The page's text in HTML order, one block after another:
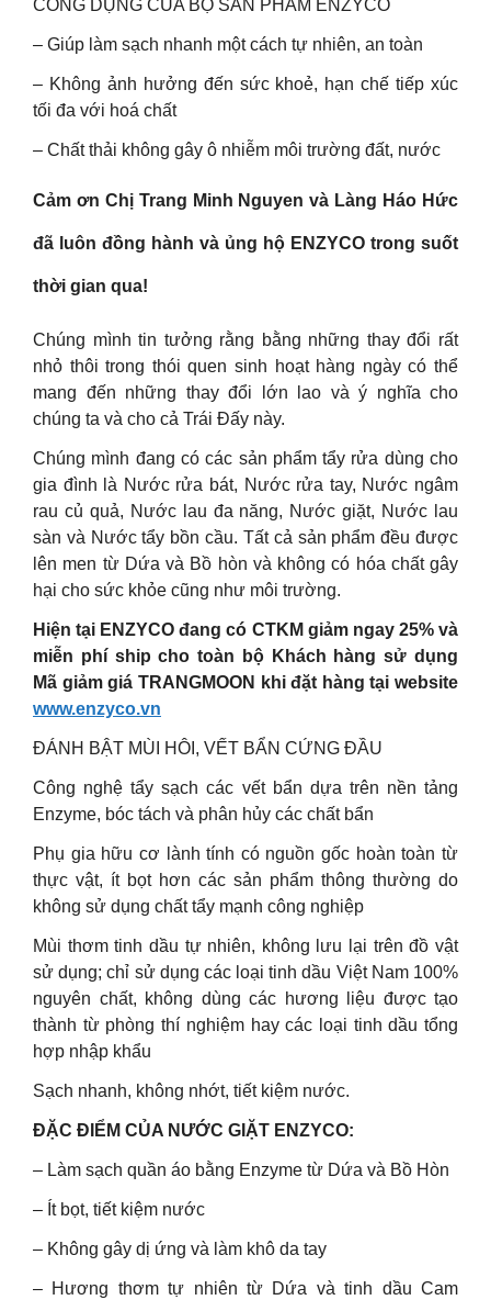
CÔNG DỤNG CỦA BỘ SẢN PHẨM ENZYCO
– Giúp làm sạch nhanh một cách tự nhiên, an toàn
– Không ảnh hưởng đến sức khoẻ, hạn chế tiếp xúc
tối đa với hoá chất
– Chất thải không gây ô nhiễm môi trường đất, nước
Cảm ơn Chị Trang Minh Nguyen và Làng Háo Hức
đã luôn đồng hành và ủng hộ ENZYCO trong suốt
thời gian qua!
Chúng mình tin tưởng rằng bằng những thay đổi rất
nhỏ thôi trong thói quen sinh hoạt hàng ngày có thể
mang đến những thay đổi lớn lao và ý nghĩa cho
chúng ta và cho cả Trái Đấy này.
Chúng mình đang có các sản phẩm tẩy rửa dùng cho
gia đình là Nước rửa bát, Nước rửa tay, Nước ngâm
rau củ quả, Nước lau đa năng, Nước giặt, Nước lau
sàn và Nước tẩy bồn cầu. Tất cả sản phẩm đều được
lên men từ Dứa và Bồ hòn và không có hóa chất gây
hại cho sức khỏe cũng như môi trường.
Hiện tại ENZYCO đang có CTKM giảm ngay 25% và
miễn phí ship cho toàn bộ Khách hàng sử dụng
Mã giảm giá TRANGMOON khi đặt hàng tại website
www.enzyco.vn
ĐÁNH BẬT MÙI HÔI, VẾT BẨN CỨNG ĐẦU
Công nghệ tẩy sạch các vết bẩn dựa trên nền tảng
Enzyme, bóc tách và phân hủy các chất bẩn
Phụ gia hữu cơ lành tính có nguồn gốc hoàn toàn từ
thực vật, ít bọt hơn các sản phẩm thông thường do
không sử dụng chất tẩy mạnh công nghiệp
Mùi thơm tinh dầu tự nhiên, không lưu lại trên đồ vật
sử dụng; chỉ sử dụng các loại tinh dầu Việt Nam 100%
nguyên chất, không dùng các hương liệu được tạo
thành từ phòng thí nghiệm hay các loại tinh dầu tổng
hợp nhập khẩu
Sạch nhanh, không nhớt, tiết kiệm nước.
ĐẶC ĐIỂM CỦA NƯỚC GIẶT ENZYCO:
– Làm sạch quần áo bằng Enzyme từ Dứa và Bồ Hòn
– Ít bọt, tiết kiệm nước
– Không gây dị ứng và làm khô da tay
– Hương thơm tự nhiên từ Dứa và tinh dầu Cam